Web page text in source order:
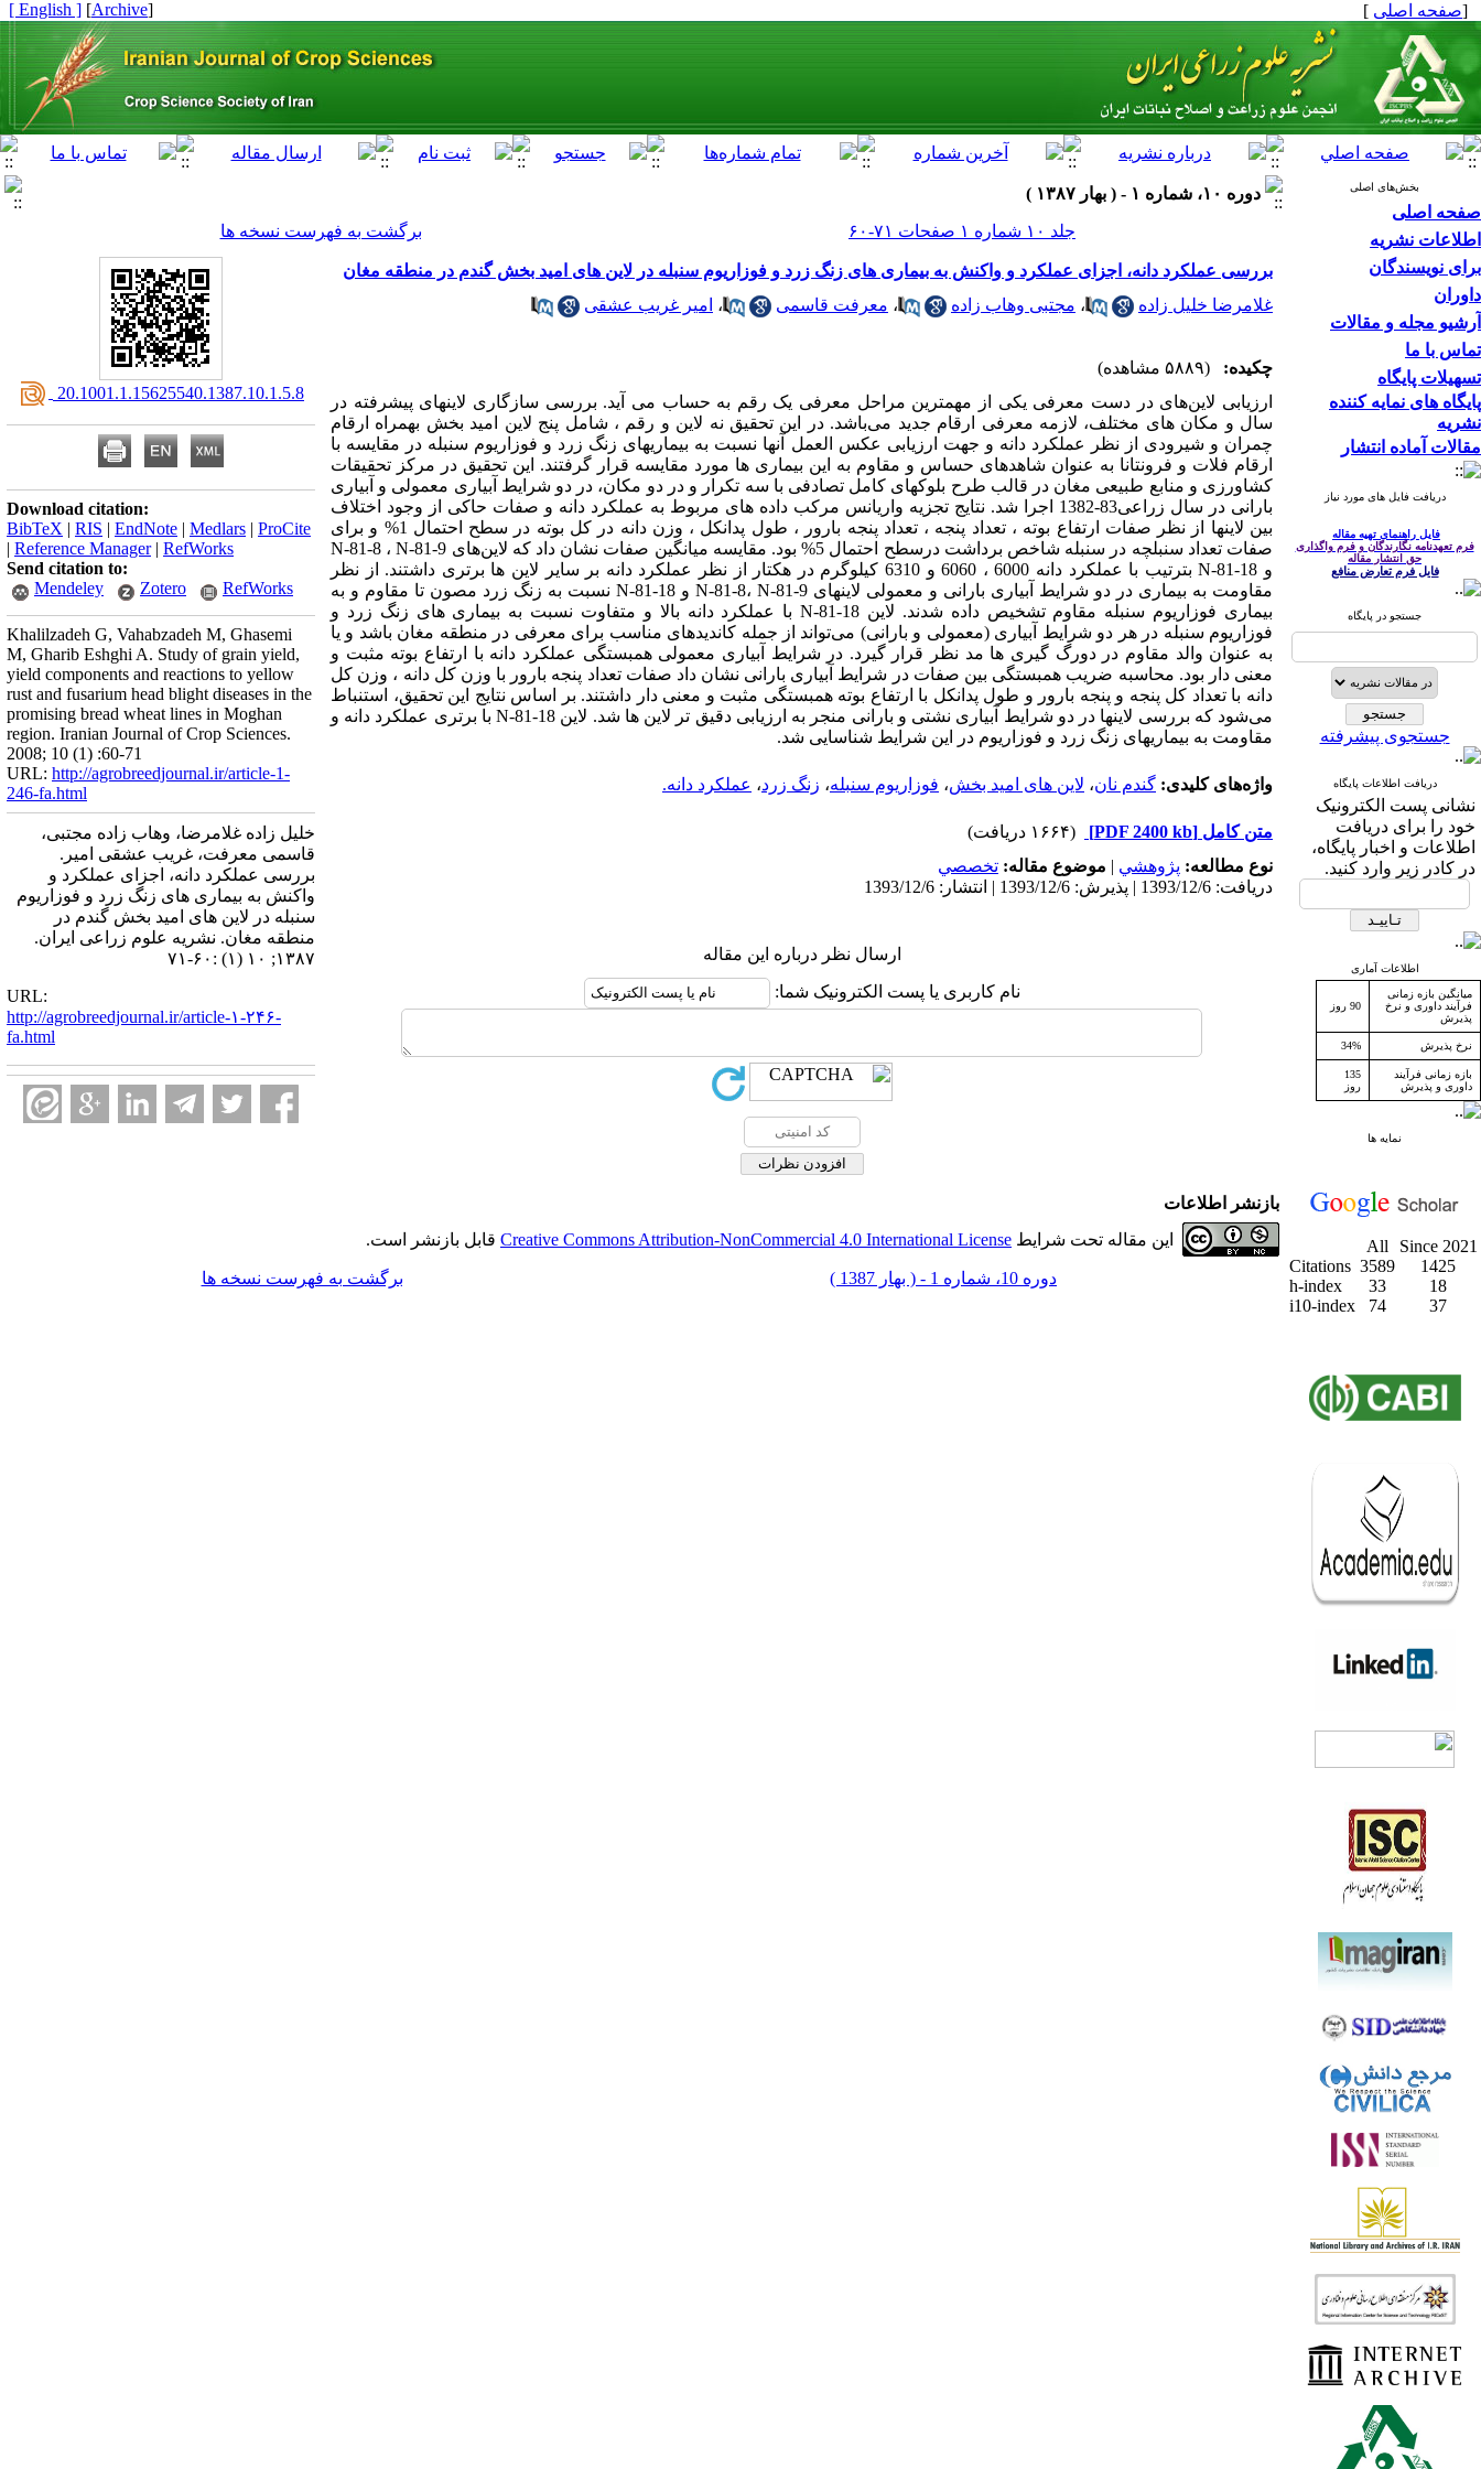
[صفحه اصلی ]
[
Archive
]
[ English ]
بخش‌های اصلی
صفحه اصلی
اطلاعات نشریه
برای نویسندگان
داوران
آرشیو مجله و مقالات
تماس با ما
تسهیلات پایگاه
پایگاه های نمایه کننده
نشریه
مقالات آماده انتشار
دریافت فایل های مورد نیاز
فایل راهنمای تهیه مقاله
فرم تعهدنامه نگارندگان و فرم واگذاری
حق انتشار مقاله
فایل فرم تعارض منافع
جستجو در پایگاه
جستجوی پیشرفته
دریافت اطلاعات پایگاه
نشانی پست الکترونیک
خود را برای دریافت
اطلاعات و اخبار پایگاه،
در کادر زیر وارد کنید.
اطلاعات آماری
میانگین بازه زمانی
فرآیند داوری و نرخ
پذیرش
90 روز
نرخ پذیرش 34%
بازه زمانی فرآیند
داوری و پذیرش
135
روز
نمایه ها
All
Since 2021
Citations 3589
1425
h-index
33
18
i10-index
74 37
دوره ۱۰، شماره ۱ - ( بهار ۱۳۸۷ )
جلد ۱۰ شماره ۱ صفحات ۷۱-۶۰
برگشت به فهرست نسخه ها
بررسی عملکرد دانه، اجزای عملکرد و واکنش به بیماری های زنگ زرد و فوزاریوم سنبله در لاین های امید بخش گندم در منطقه مغان
غلامرضا خلیل زاده
، مجتبی وهاب زاده ، معرفت قاسمی ، امیر غریب عشقی
چکیده:
(۵۸۸۹ مشاهده)
ارزیابی لاین‌های در دست معرفی یکی از مهمترین مراحل معرفی یک رقم به حساب می آید. بررسی سازگاری لاینهای پیشرفته در
سال و مکان های مختلف، لازمه معرفی ارقام جدید می‌باشد. در این تحقیق نه لاین و رقم ، شامل پنج لاین امید بخش بهمراه ارقام
چمران و شیرودی از نظر عملکرد دانه و جهت ارزیابی عکس العمل آنها نسبت به بیماریهای زنگ زرد و فوزاریوم سنبله در مقایسه با
ارقام فلات و فرونتانا به عنوان شاهدهای حساس و مقاوم به این بیماری ها مورد مقایسه قرار گرفتند. این تحقیق در مرکز تحقیقات
کشاورزی و منابع طبیعی مغان در قالب طرح بلوکهای کامل تصادفی با سه تکرار و در دو مکان، در دو شرایط آبیاری معمولی و آبیاری
بارانی در سال زراعی83-1382 اجرا شد. نتایج تجزیه واریانس مرکب داده های مربوط به عملکرد دانه و صفات حاکی از وجود اختلاف
بین لاینها از نظر صفات ارتفاع بوته ، تعداد پنجه ، تعداد پنجه بارور ، طول پدانکل ، وزن دانه در کل بوته در سطح احتمال 1% و برای
صفات تعداد سنبلچه در سنبله شاخص برداشت درسطح احتمال 5% بود. مقایسه میانگین صفات نشان داد که لاین‌های N-81-8 ، N-81-9
و N-81-18 بترتیب با عملکرد دانه 6000 ، 6060 و 6310 کیلوگرم در هکتار از نظر عملکرد دانه بر سایر لاین ها برتری داشتند. از نظر
مقاومت به بیماری در دو شرایط آبیاری بارانی و معمولی لاینهای N-81-8، N-81-9 و N-81-18 نسبت به زنگ زرد مصون تا مقاوم و به
بیماری فوزاریوم سنبله مقاوم تشخیص داده شدند. لاین N-81-18 با عملکرد دانه بالا و متفاوت نسبت به بیماری های زنگ زرد و
فوزاریوم سنبله در هر دو شرایط آبیاری (معمولی و بارانی) می‌تواند از جمله کاندیدهای مناسب برای معرفی در منطقه مغان باشد و یا
به عنوان والد مقاوم در دورگ گیری ها مد نظر قرار گیرد. در شرایط آبیاری معمولی همبستگی عملکرد دانه با ارتفاع بوته مثبت و
معنی دار بود. محاسبه ضریب همبستگی بین صفات در شرایط آبیاری بارانی نشان داد صفات تعداد پنجه بارور با وزن کل دانه ، وزن کل
دانه با تعداد کل پنجه و پنجه بارور و طول پدانکل با ارتفاع بوته همبستگی مثبت و معنی دار داشتند. بر اساس نتایج این تحقیق، استنباط
می‌شود که بررسی لاینها در دو شرایط آبیاری نشتی و بارانی منجر به ارزیابی دقیق تر لاین ها شد. لاین N-81-18 با برتری عملکرد دانه و
مقاومت به بیماریهای زنگ زرد و فوزاریوم در این شرایط شناسایی شد.
واژه‌های کلیدی: گندم نان، لاین های امید بخش، فوزاریوم سنبله، زنگ زرد، عملکرد دانه.
متن کامل [PDF 2400 kb]
(۱۶۶۴ دریافت)
نوع مطالعه: پژوهشي | موضوع مقاله: تخصصي
دریافت: 1393/12/6 | پذیرش: 1393/12/6 | انتشار: 1393/12/6
ارسال نظر درباره این مقاله
نام کاربری یا پست الکترونیک شما:
‎ 20.1001.1.15625540.1387.10.1.5.8
Download citation:
BibTeX | RIS | EndNote | Medlars | ProCite
| Reference Manager| RefWorks
Send citation to:
Mendeley
Zotero RefWorks
Khalilzadeh G, Vahabzadeh M, Ghasemi
M, Gharib Eshghi A. Study of grain yield,
yield components and reactions to yellow
rust and fusarium head blight diseases in the
promising bread wheat lines in Moghan
region. Iranian Journal of Crop Sciences.
2008; 10 (1) :60-71
URL: http://agrobreedjournal.ir/article-1-
246-fa.html
خلیل زاده غلامرضا، وهاب زاده مجتبی،
قاسمی معرفت، غریب عشقی امیر.
بررسی عملکرد دانه، اجزای عملکرد و
واکنش به بیماری های زنگ زرد و فوزاریوم
سنبله در لاین های امید بخش گندم در
منطقه مغان. نشریه علوم زراعی ایران.
۱۳۸۷; ۱۰ (۱) :۶۰-۷۱
URL:
http://agrobreedjournal.ir/article-۱-۲۴۶-
fa.html
بازنشر اطلاعات
این مقاله تحت شرایط Creative Commons Attribution-NonCommercial 4.0 International License قابل بازنشر است.
دوره 10، شماره 1 - ( بهار 1387 ) برگشت به فهرست نسخه ها